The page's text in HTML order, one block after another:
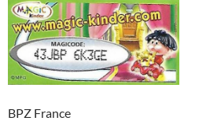
BPZ France